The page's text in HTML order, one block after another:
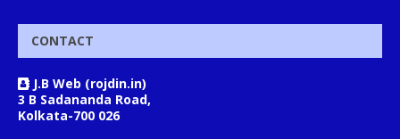
CONTACT
J.B Web (rojdin.in)
3 B Sadananda Road,
Kolkata-700 026